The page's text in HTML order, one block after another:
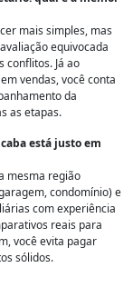
mais simples, mas
equivocada
conflitos. Já ao
vendas, você conta
da
as etapas.
está justo em
mesma região
condomínio) e
com experiência
reais para
você evita pagar
sólidos.